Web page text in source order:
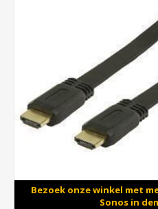
Bezoek onze winkel met
Sonos in